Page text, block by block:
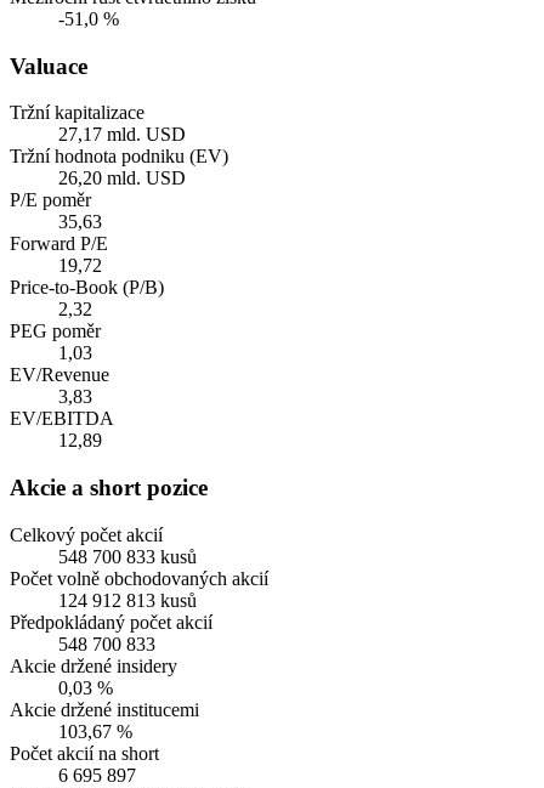
-51,0 %
Valuace
Tržní kapitalizace
27,17 mld. USD
Tržní hodnota podniku (EV)
26,20 mld. USD
P/E poměr
35,63
Forward P/E
19,72
Price-to-Book (P/B)
2,32
PEG poměr
1,03
EV/Revenue
3,83
EV/EBITDA
12,89
Akcie a short pozice
Celkový počet akcií
548 700 833 kusů
Počet volně obchodovaných akcií
124 912 813 kusů
Předpokládaný počet akcií
548 700 833
Akcie držené insidery
0,03 %
Akcie držené institucemi
103,67 %
Počet akcií na short
6 695 897